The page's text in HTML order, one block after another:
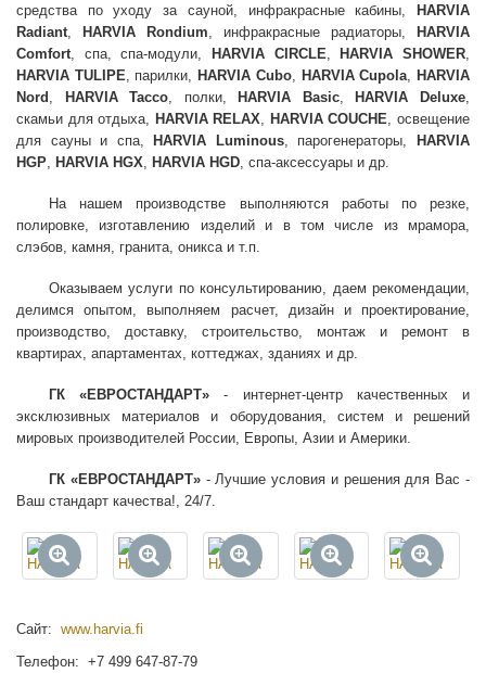
средства по уходу за сауной, инфракрасные кабины, HARVIA
Radiant
HARVIA Rondium , инфракрасные радиаторы, HARVIA
Comfort , спа, спа-модули, HARVIA CIRCLE ,HARVIA SHOWER
HARVIA TULIPE , парилки,HARVIA Cubo, HARVIA Cupola ,HARVIA
Nord
HARVIA Tacco , полки,HARVIA Basic,HARVIA Deluxe
скамьи для отдыха, HARVIA RELAX HARVIA COUCHE , освещение
для сауны и спа,HARVIA Luminous, парогенераторы,HARVIA
HGP HARVIA HGX HARVIA HGD , спа-аксессуары и др.
На нашем производстве выполняются работы по резке,
полировке, изготавлению изделий и в том числе из мрамора,
слэбов, камня, гранита, оникса и т.п.
Оказываем услуги по консультированию, даем рекомендации,
делимся опытом, выполняем расчет, дизайн и проектирование,
производство, доставку, строительство, монтаж и ремонт в
квартирах, апартаментах, коттеджах, зданиях и др.
ГК «ЕВРОСТАНДАРТ» - интернет-центр качественных и
эксклюзивных материалов и оборудования, систем и решений
мировых производителей России, Европы, Азии и Америки.
ГК «ЕВРОСТАНДАРТ»- Лучшие условия и решения для Вас -
Ваш стандарт качества!, 24/7.
Сайт: www.harvia.fi
Телефон: +7 499 647-87-79